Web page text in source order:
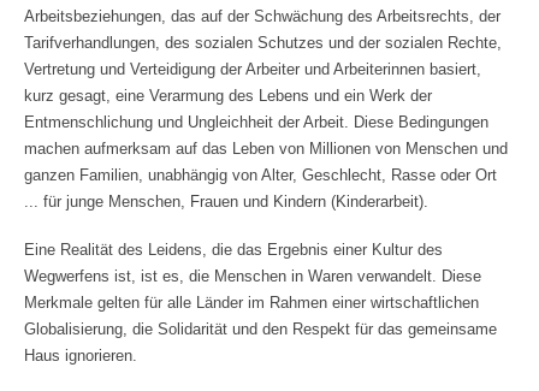
Arbeitsbeziehungen, das auf der Schwächung des Arbeitsrechts, der
Tarifverhandlungen, des sozialen Schutzes und der sozialen Rechte,
Vertretung und Verteidigung der Arbeiter und Arbeiterinnen basiert,
kurz gesagt, eine Verarmung des Lebens und ein Werk der
Entmenschlichung und Ungleichheit der Arbeit. Diese Bedingungen
machen aufmerksam auf das Leben von Millionen von Menschen und
ganzen Familien, unabhängig von Alter, Geschlecht, Rasse oder Ort
... für junge Menschen, Frauen und Kindern (Kinderarbeit).
Eine Realität des Leidens, die das Ergebnis einer Kultur des
Wegwerfens ist, ist es, die Menschen in Waren verwandelt. Diese
Merkmale gelten für alle Länder im Rahmen einer wirtschaftlichen
Globalisierung, die Solidarität und den Respekt für das gemeinsame
Haus ignorieren.